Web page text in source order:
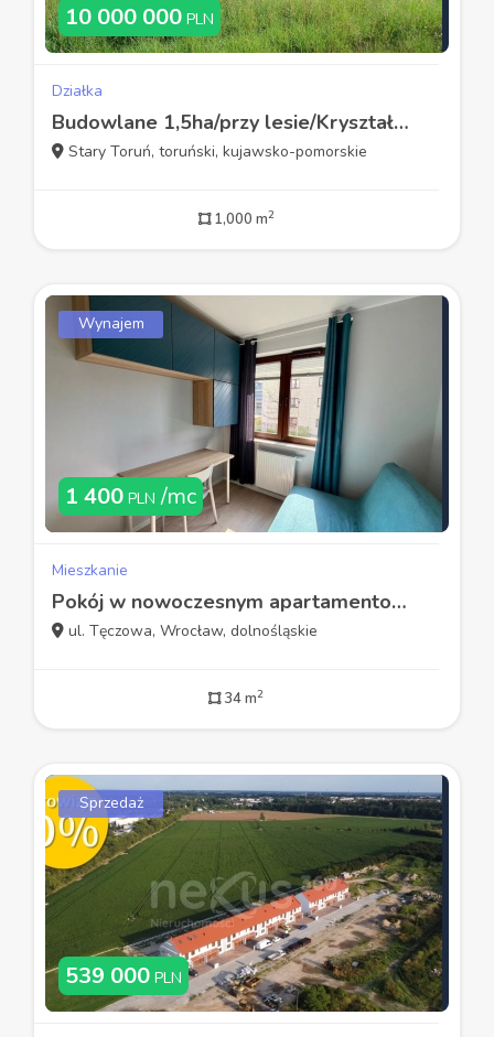
10 000 000 PLN
Działka
Budowlane 1,5ha/przy lesie/Kryształowice/gm.Sobótka
Stary Toruń, toruński, kujawsko-pomorskie
1,000 m2
Wynajem
1 400 PLN /mc
Mieszkanie
Pokój w nowoczesnym apartamentowcu | Ul. Tęczowa
ul. Tęczowa, Wrocław, dolnośląskie
34 m2
Sprzedaż
539 000 PLN